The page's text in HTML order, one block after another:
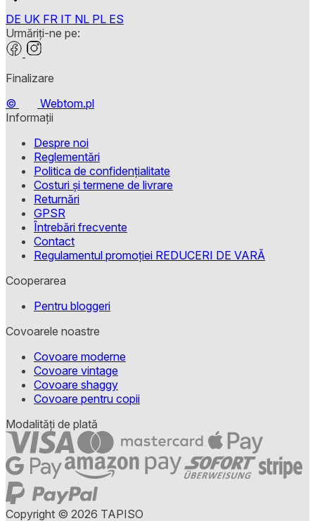
DE UK FR IT NL PL ES
Urmăriți-ne pe:
Finalizare
©
Webtom.pl
Informații
Despre noi
Reglementări
Politica de confidențialitate
Costuri și termene de livrare
Returnări
GPSR
Întrebări frecvente
Contact
Regulamentul promoției REDUCERI DE VARĂ
Cooperarea
Pentru bloggeri
Covoarele noastre
Covoare moderne
Covoare vintage
Covoare shaggy
Covoare pentru copii
Modalități de plată
Copyright © 2026 TAPISO